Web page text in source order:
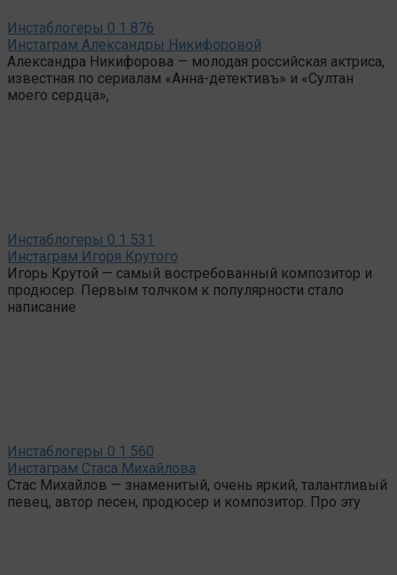
Инстаблогеры 0 1 876
Инстаграм Александры Никифоровой
Александра Никифорова — молодая российская актриса,
известная по сериалам «Анна-детективъ» и «Султан
моего сердца»,
Инстаблогеры 0 1 531
Инстаграм Игоря Крутого
Игорь Крутой — самый востребованный композитор и
продюсер. Первым толчком к популярности стало
написание
Инстаблогеры 0 1 560
Инстаграм Стаса Михайлова
Стас Михайлов — знаменитый, очень яркий, талантливый
певец, автор песен, продюсер и композитор. Про эту